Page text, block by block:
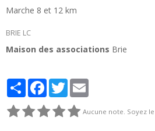
Marche 8 et 12 km
BRIE LC
Maison des associations Brie
PartagerFacebook
Twitter
Aucune note. Soyez